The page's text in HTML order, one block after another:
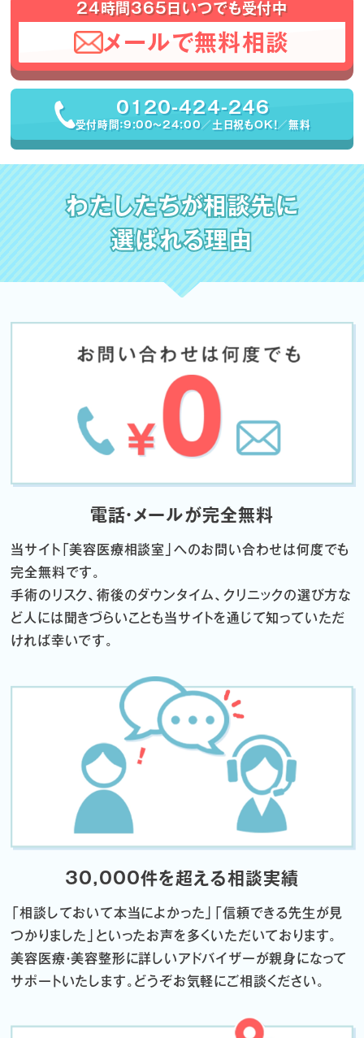
24時間365日いつでも受付中
メールで無料相談
0120-424-246
受付時間：9:00〜24:00／土日祝もOK！／無料
わたしたちが相談先に
選ばれる理由
電話・メールが完全無料
当サイト「美容医療相談室」へのお問い合わせは何度でも
完全無料です。
手術のリスク、術後のダウンタイム、クリニックの選び方な
ど 人には聞きづらいことも当サイトを通じて知っていただ
ければ幸いです。
30,000件を超える相談実績
「相談しておいて本当によかった」「信頼できる先生が見
つかりました」 といったお声を多くいただいております。
美容医療・美容整形に詳しいアドバイザーが親身になって
サポートいたします。 どうぞお気軽にご相談ください。